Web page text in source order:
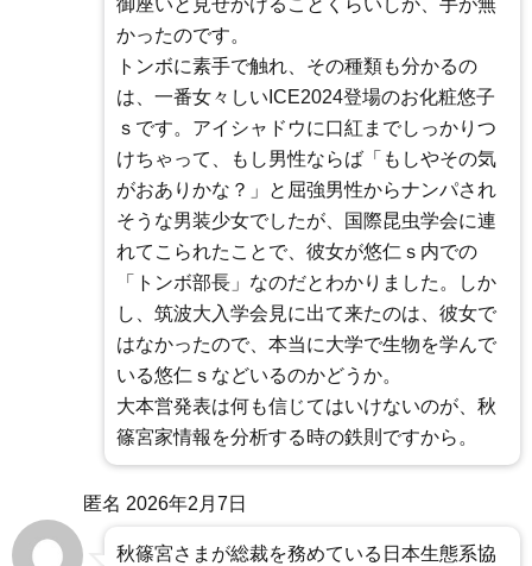
御座いと見せかけることくらいしか、手が無
かったのです。
トンボに素手で触れ、その種類も分かるの
は、一番女々しいICE2024登場のお化粧悠子
ｓです。アイシャドウに口紅までしっかりつ
けちゃって、もし男性ならば「もしやその気
がおありかな？」と屈強男性からナンパされ
そうな男装少女でしたが、国際昆虫学会に連
れてこられたことで、彼女が悠仁ｓ内での
「トンボ部長」なのだとわかりました。しか
し、筑波大入学会見に出て来たのは、彼女で
はなかったので、本当に大学で生物を学んで
いる悠仁ｓなどいるのかどうか。
大本営発表は何も信じてはいけないのが、秋
篠宮家情報を分析する時の鉄則ですから。
匿名 2026年2月7日
秋篠宮さまが総裁を務めている日本生態系協